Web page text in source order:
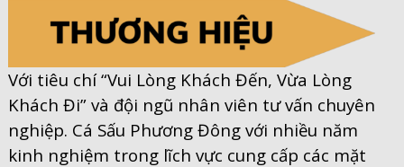
Với tiêu chí “Vui Lòng Khách Đến, Vừa Lòng
Khách Đi” và đội ngũ nhân viên tư vấn chuyên
nghiệp. Cá Sấu Phương Đông với nhiều năm
kinh nghiệm trong lĩch vực cung cấp các mặt